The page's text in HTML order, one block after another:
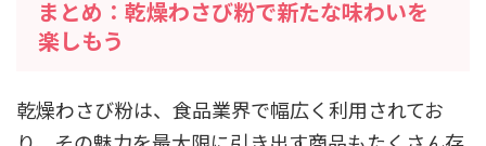
まとめ：乾燥わさび粉で新たな味わいを
楽しもう
乾燥わさび粉は、食品業界で幅広く利用されてお